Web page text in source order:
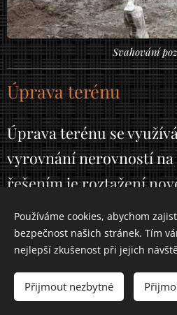
Svahování
Úprava terénu
Úprava terénu se
vyrovnání nerovností
řešením je roztažení
terénu se dá provádět
nakladačem země nebo
takzvaná úprava hrubě.
používá často na
Používáme cookies, abychom
bezpečnost našich stránek. Tím
nejlepší zkušenost při jejich
Přijmout nezbytné